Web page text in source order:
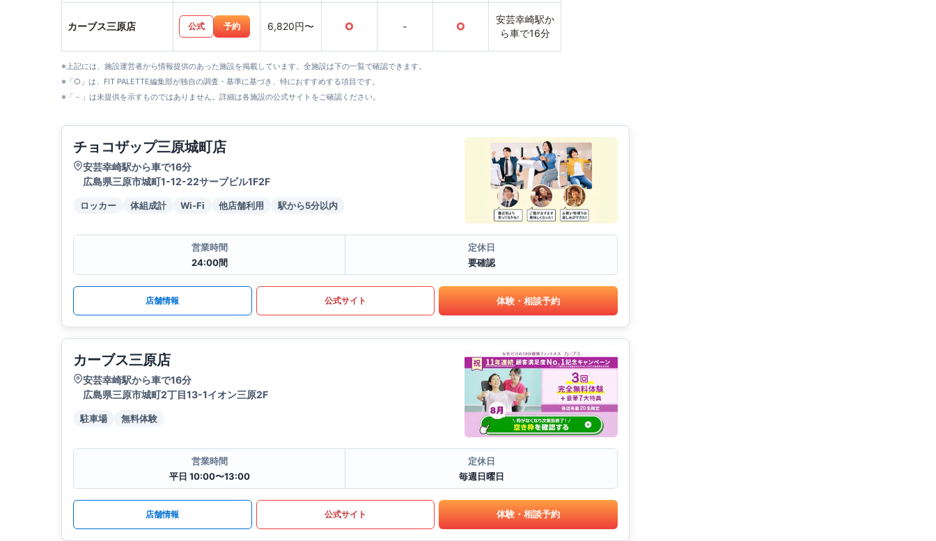
カーブス三原店 公式 予約 6,820円〜 ○ - ○
安芸幸崎駅か
ら車で16分
※上記には、施設運営者から情報提供のあった施設を掲載しています。全施設は下の一覧で確認できます。
※「○」は、FIT PALETTE編集部が独自の調査・基準に基づき、特におすすめする項目です。
※「－」は未提供を示すものではありません。詳細は各施設の公式サイトをご確認ください。
チョコザップ三原城町店
安芸幸崎駅から車で16分
広島県三原市城町1-12-22サーブビル1F2F
ロッカー 体組成計 Wi-Fi 他店舗利用 駅から5分以内
営業時間
24:00間
定休日
要確認
店舗情報 公式サイト 体験・相談予約
カーブス三原店
安芸幸崎駅から車で16分
広島県三原市城町2丁目13-1イオン三原2F
駐車場 無料体験
営業時間
平日 10:00〜13:00
定休日
毎週日曜日
店舗情報 公式サイト 体験・相談予約